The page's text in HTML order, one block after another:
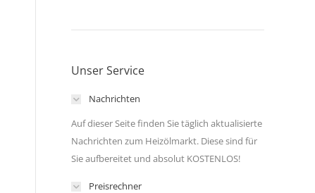
Unser Service
Nachrichten
Auf dieser Seite finden Sie täglich aktualisierte
Nachrichten zum Heizölmarkt. Diese sind für
Sie aufbereitet und absolut KOSTENLOS!
Preisrechner